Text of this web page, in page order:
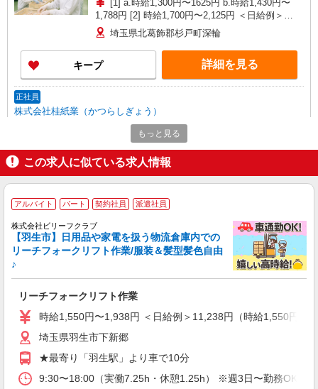
[1] a.時給1,300円〜1625円 b.時給1,430円〜
1,788円 [2] 時給1,700円〜2,125円 ＜日給例＞
13,600円（時給1,700円×8h） ＜月給例＞299,200
円（時給1,700円×8h×22日） ※経験・能力・時間
帯による
埼玉県北葛飾郡杉戸町深輪
キープ 詳細を見る
正社員
株式会社桂紙業（かつらしぎょう）
4t・8t固定ルート回収ドライバー兼構内作業ス
月給255,000円〜（経験・能力により昇給あ
り） ★残業・皆勤手当別途支給 ※試用期間3ヶ月
あり（同条件） ★年収例は備考をご覧ください★
≪運転免許手当別途支給≫ ・大型免許（1.5万
円） ・中型免許（1万円） ・フォークリフト免許
（5千円） 【月収例】378,750円 （25歳、入社1年
目） （月給255,000円＋残業45時間93,750円＋皆
勤手当10,000円＋大型・フォーク免許手当20,000
芳営業所：埼玉県入間郡三芳町北永井59-10 ［3］
田営業所：埼玉県戸田市笹目8-15-30 ［5］騎西営
業所：埼玉県加須市戸崎309-1 ［6］川越営業
所：埼玉県川越市芳野台2-8-42 ※川越工業団地内
［7］藤ヶ谷営業所：千葉県柏市藤ヶ谷545-2 ★
車・バイク通勤OK [1]はバイク・自転車通勤OK
キープ 詳細を見る
正社員
株式会社ショーモン
サーマルリサイクル工場でのオペレーター
月給27万〜32万円（手当込）＋残業代全額支
宅・資格など各種手当あり 【年収例】 ＜入社1
年 役職なし＞ 360万円 ＜入社3年 副班長＞
460万円 ＜入社5年 班長＞ 500万円 ※班長・副
班長は役職手当も含む
【ミッションランド】 埼玉県久喜市河原井町
27 ※転勤なし ★焼却処理時に発生する熱を回収
間2300tのCO2を削減できる最新鋭の工場として業
もっと見る
この求人に似ている求人情報
アルバイト パート 契約社員 派遣社員
株式会社ビリーフクラブ
【羽生市】日用品や家電を扱う物流倉庫内での
リーチフォークリフト作業/服装＆髪型髪色自由
♪
リーチフォークリフト作業
時給1,550円〜1,938円 ＜日給例＞11,238円（時給1,550円
埼玉県羽生市下新郷
★最寄り「羽生駅」より車で10分
9:30〜18:00（実働7.25h・休憩1.25h） ※週3日〜勤務OK